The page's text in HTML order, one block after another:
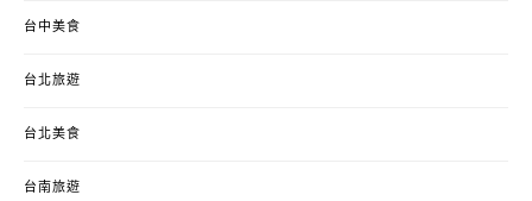
台中美食
台北旅遊
台北美食
台南旅遊